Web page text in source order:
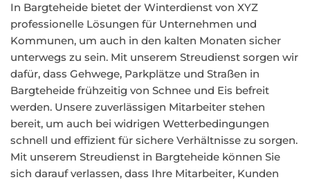
In Bargteheide bietet der Winterdienst von XYZ
professionelle Lösungen für Unternehmen und
Kommunen, um auch in den kalten Monaten sicher
unterwegs zu sein. Mit unserem Streudienst sorgen wir
dafür, dass Gehwege, Parkplätze und Straßen in
Bargteheide frühzeitig von Schnee und Eis befreit
werden. Unsere zuverlässigen Mitarbeiter stehen
bereit, um auch bei widrigen Wetterbedingungen
schnell und effizient für sichere Verhältnisse zu sorgen.
Mit unserem Streudienst in Bargteheide können Sie
sich darauf verlassen, dass Ihre Mitarbeiter, Kunden